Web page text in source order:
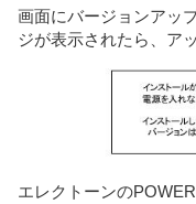
画面にバージョンアッ
ジが表示されたら、ア
エレクトーンの